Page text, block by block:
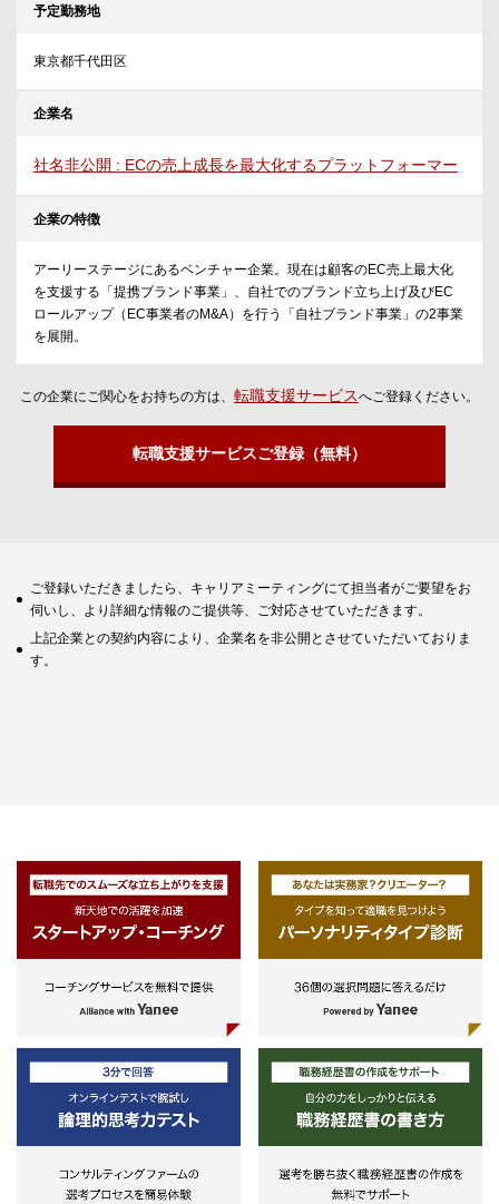
予定勤務地
東京都千代田区
企業名
社名非公開 : ECの売上成長を最大化するプラットフォーマー
企業の特徴
アーリーステージにあるベンチャー企業。現在は顧客のEC売上最大化
を支援する「提携ブランド事業」、自社でのブランド立ち上げ及びEC
ロールアップ（EC事業者のM&A）を行う「自社ブランド事業」の2事業
を展開。
この企業にご関心をお持ちの方は、 転職支援サービスへご登録ください。
転職支援サービスご登録（無料）
ご登録いただきましたら、キャリアミーティングにて担当者がご要望をお
伺いし、より詳細な情報のご提供等、ご対応させていただきます。
上記企業との契約内容により、企業名を非公開とさせていただいておりま
す。